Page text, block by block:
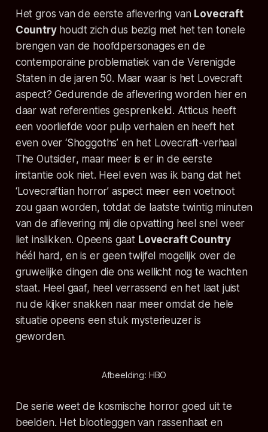
Het gros van de eerste aflevering van Lovecraft
Countryhoudt zich dus bezig met het ten tonele
brengen van de hoofdpersonages en de
contemporaine problematiek van de Verenigde
Staten in de jaren 50. Maar waar is het Lovecraft
aspect? Gedurende de aflevering worden hier en
daar wat referenties gesprenkeld. Atticus heeft
een voorliefde voor pulp verhalen en heeft het
even over ‘Shoggoths’ en het Lovecraft-verhaal
The Outsider, maar meer is er in de eerste
instantie ook niet. Heel even was ik bang dat het
‘Lovecraftian horror’ aspect meer een voetnoot
zou gaan worden, totdat de laatste twintig minuten
van de aflevering mij die opvatting heel snel weer
liet inslikken. Opeens gaat Lovecraft Country
héél hard, en is er geen twijfel mogelijk over de
gruwelijke dingen die ons wellicht nog te wachten
staat. Heel gaaf, heel verrassend en het laat juist
nu de kijker snakken naar meer omdat de hele
situatie opeens een stuk mysterieuzer is
geworden.
Afbeelding: HBO
De serie weet de kosmische horror goed uit te
beelden. Het blootleggen van rassenhaat en